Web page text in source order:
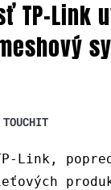
TP-Link
Link,